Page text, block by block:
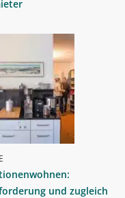
und zugleich